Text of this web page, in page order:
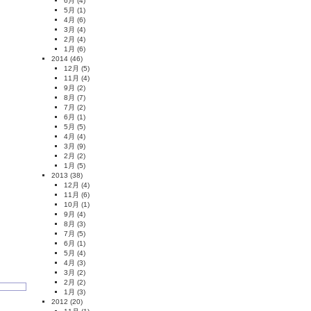
5月 (1)
4月 (6)
3月 (4)
2月 (4)
1月 (6)
2014 (46)
12月 (5)
11月 (4)
9月 (2)
8月 (7)
7月 (2)
6月 (1)
5月 (5)
4月 (4)
3月 (9)
2月 (2)
1月 (5)
2013 (38)
12月 (4)
11月 (6)
10月 (1)
9月 (4)
8月 (3)
7月 (5)
6月 (1)
5月 (4)
4月 (3)
3月 (2)
2月 (2)
1月 (3)
2012 (20)